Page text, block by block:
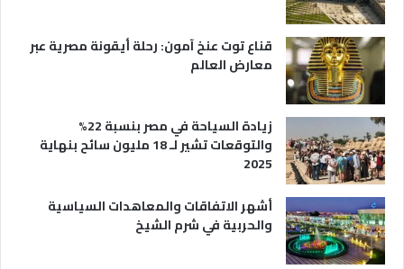
ح
ي
قناع توت عنخ آمون: رحلة أيقونة مصرية عبر
معارض العالم
زيادة السياحة في مصر بنسبة 22%
والتوقعات تشير لـ 18 مليون سائح بنهاية
2025
أشهر الاتفاقات والمعاهدات السياسية
والحربية في شرم الشيخ